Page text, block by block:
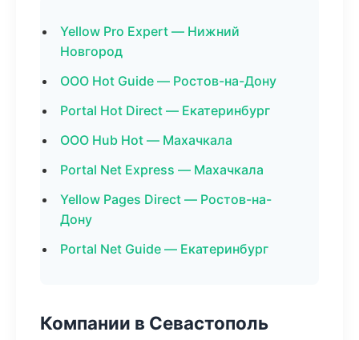
Yellow Pro Expert — Нижний
Новгород
ООО Hot Guide — Ростов-на-Дону
Portal Hot Direct — Екатеринбург
ООО Hub Hot — Махачкала
Portal Net Express — Махачкала
Yellow Pages Direct — Ростов-на-
Дону
Portal Net Guide — Екатеринбург
Компании в Севастополь